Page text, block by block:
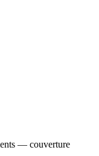
— couverture